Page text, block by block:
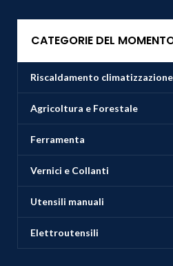
CATEGORIE DEL
Riscaldamento climatizzazione
Agricoltura e Forestale
Ferramenta
Vernici e Collanti
Utensili manuali
Elettroutensili